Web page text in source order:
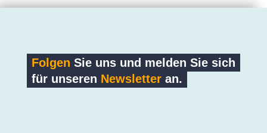
Folgen Sie uns und melden Sie sich
für unseren Newsletteran.